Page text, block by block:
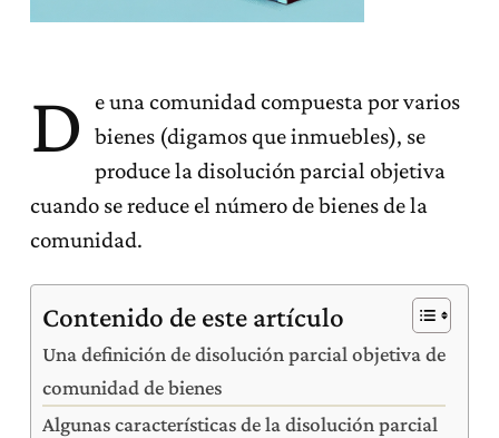
D e una comunidad compuesta por varios
bienes (digamos que inmuebles), se
produce la disolución parcial objetiva
cuando se reduce el número de bienes de la
comunidad.
Contenido de este artículo
Una definición de disolución parcial objetiva de
comunidad de bienes
Algunas características de la disolución parcial